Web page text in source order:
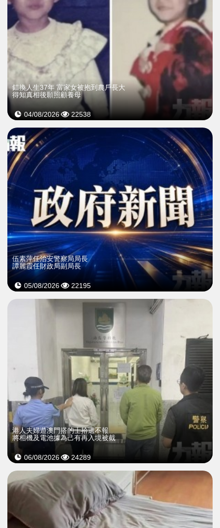
錯換人生37年 富家女被抱到農戶長大
得知真相後願照顧養母
04/08/2026 22538
伍素萍任治安警察局局長
譚麗霞任財政局副局長
05/08/2026 22195
​港人夫婦遊澳門搭的士拾遺不報
將相機及電池據為己有再入境被截
06/08/2026 24289